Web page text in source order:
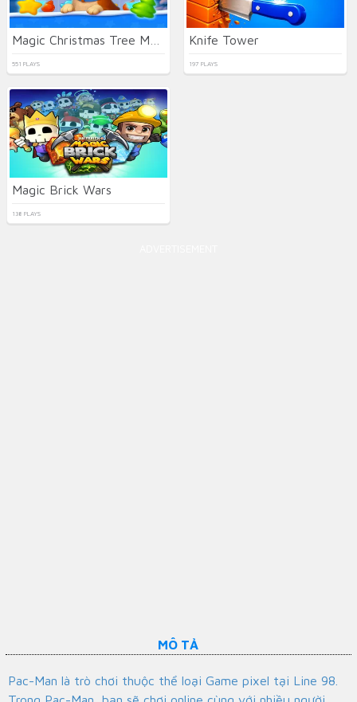
551 PLAYS
Knife Tower
197 PLAYS
Magic Brick Wars
138 PLAYS
MÔ TẢ
Pac-Man là trò chơi thuộc thể loại Game pixel tại Line 98.